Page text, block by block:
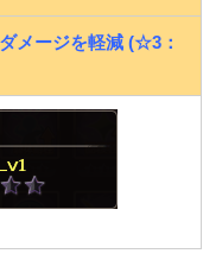
メージを軽減 (☆3：